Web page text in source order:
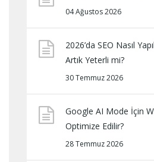
04 Ağustos 2026
2026’da SEO Nasıl
Artık Yeterli mi?
30 Temmuz 2026
Google AI Mode İçin
Optimize Edilir?
28 Temmuz 2026